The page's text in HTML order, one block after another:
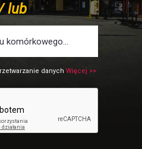
lub
danych Więcej >>